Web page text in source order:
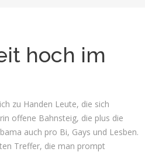
hoch im
zu Handen Leute, die sich
offene Bahnsteig, die plus die
auch pro Bi, Gays und Lesben.
Treffer, die man prompt